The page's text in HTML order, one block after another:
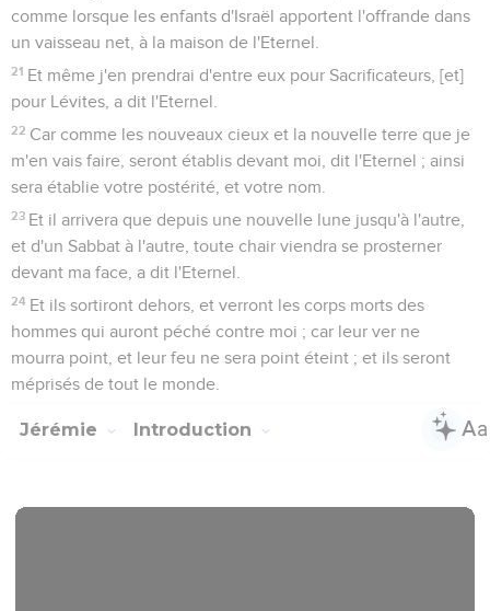
comme lorsque les enfants d'Israël apportent l'offrande dans
un vaisseau net, à la maison de l'Eternel.
21 Et même j'en prendrai d'entre eux pour Sacrificateurs, [et]
pour Lévites, a dit l'Eternel.
22 Car comme les nouveaux cieux et la nouvelle terre que je
m'en vais faire, seront établis devant moi, dit l'Eternel ; ainsi
sera établie votre postérité, et votre nom.
23 Et il arrivera que depuis une nouvelle lune jusqu'à l'autre,
et d'un Sabbat à l'autre, toute chair viendra se prosterner
devant ma face, a dit l'Eternel.
24 Et ils sortiront dehors, et verront les corps morts des
hommes qui auront péché contre moi ; car leur ver ne
mourra point, et leur feu ne sera point éteint ; et ils seront
méprisés de tout le monde.
Jérémie Introduction